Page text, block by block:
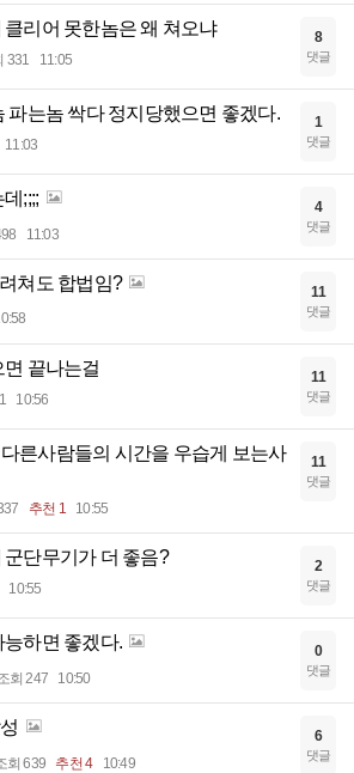
리어 못한놈은 왜 쳐오냐
331 11:05
8
댓글
파는놈 싹다 정지당했으면 좋겠다.
11:03
1
댓글
;;;;
11:03
4
댓글
쳐도 합법임? 11
댓글
끝나는걸
10:56
11
댓글
른사람들의 시간을 우습게 보는사
추천 1 10:55
11
댓글
단무기가 더 좋음?
10:55
2
댓글
능하면 좋겠다.
회 247 10:50
0
댓글
회 639 추천 4 10:49
6
댓글